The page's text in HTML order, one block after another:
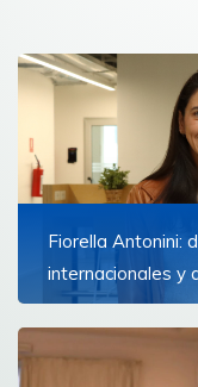
Fiorella Antonini:
internacionales y
las bases,
ánimo para